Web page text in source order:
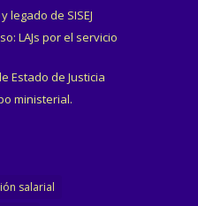
legado de SISEJ
LAJs por el servicio
Estado de Justicia
ministerial.
salarial